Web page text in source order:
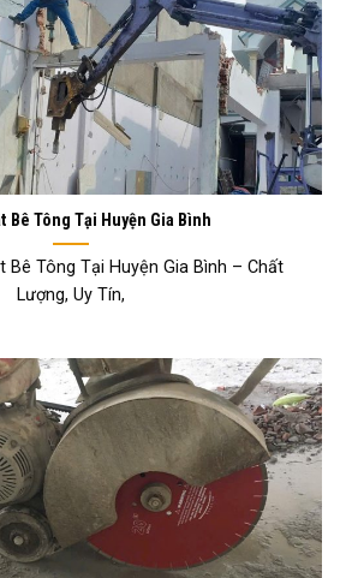
Bê Tông Tại Huyện Gia Bình
Bê Tông Tại Huyện Gia Bình – Chất
Lượng, Uy Tín,